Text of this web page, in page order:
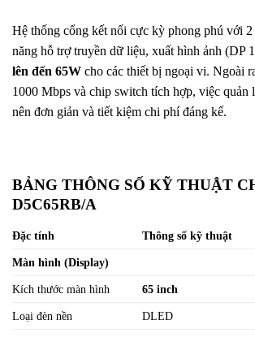
Hệ thống cổng kết nối cực kỳ phong phú với 2
năng hỗ trợ truyền dữ liệu, xuất hình ảnh (DP
lên đến 65W cho các thiết bị ngoại vi. Ngoài
1000 Mbps và chip switch tích hợp, việc quản
nên đơn giản và tiết kiệm chi phí đáng kể.
BẢNG THÔNG SỐ KỸ THUẬT
D5C65RB/A
Đặc tính Thông số kỹ thuật
Màn hình (Display)
Kích thước màn hình 65 inch
Loại đèn nền DLED